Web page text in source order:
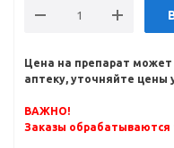
Цена на препарат может
аптеку, уточняйте цены
ВАЖНО!
Заказы обрабатываются